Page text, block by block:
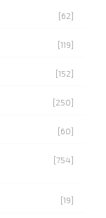
[62]
[119]
[152]
[250]
[60]
[754]
[19]